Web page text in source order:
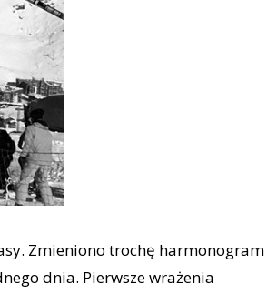
Zmieniono trochę harmonogram
dnia. Pierwsze wrażenia